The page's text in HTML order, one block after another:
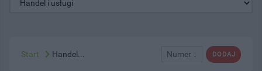
DODAJ
Numer ↓
Start Handel...